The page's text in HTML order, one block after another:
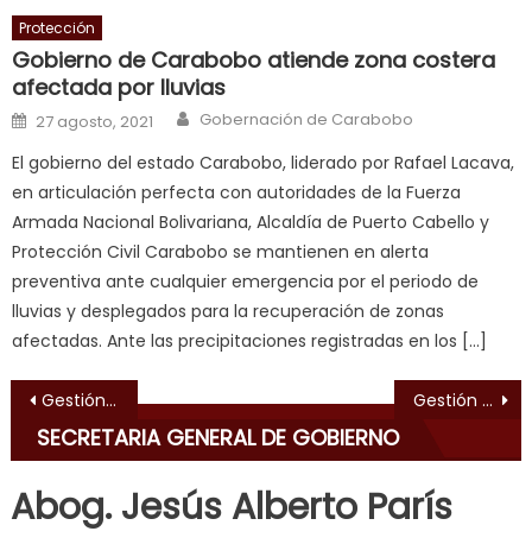
म
य
भ
ह,
indian
dancer
erotic
milf,
videos
de
pono
doido,
angel
emily
learns
about
joys
Protección
Gobierno de Carabobo atiende zona costera
afectada por lluvias
Posted on
27 agosto, 2021 Author
Gobernación de Carabobo
El gobierno del estado Carabobo, liderado por Rafael Lacava,
en articulación perfecta con autoridades de la Fuerza
Armada Nacional Bolivariana, Alcaldía de Puerto Cabello y
Protección Civil Carabobo se mantienen en alerta
preventiva ante cualquier emergencia por el periodo de
lluvias y desplegados para la recuperación de zonas
afectadas. Ante las precipitaciones registradas en los […]
Navegación de entradas
Gestión Lacava brindó jornada integral a más de 180 trabajadores de VEN 911 Gestión Lacava invita al Plan “Vacaciones Felices Carabobo Te Quiero”
SECRETARIA GENERAL DE GOBIERNO
Abog. Jesús Alberto París